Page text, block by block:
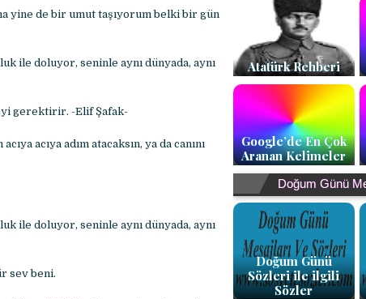
yine de bir umut taşıyorum belki bir gün
ile doluyor, seninle aynı dünyada, aynı
gerektirir. -Elif Şafak-
acıya adım atacaksın, ya da canını
ile doluyor, seninle aynı dünyada, aynı
sev beni.
Atatürk Rehberi
Google’de En Çok
Aranan Kelimeler
Doğum Günü
Doğum Günü
Sözleri ile ilgili
Sözler